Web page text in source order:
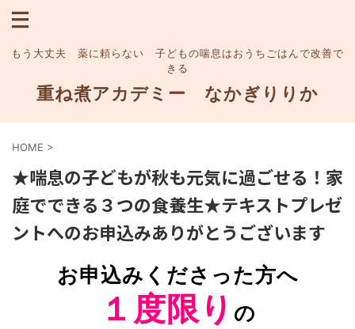
もう大丈夫 薬に頼らない 子どもの喘息はおうちごはんで改善で
きる
重ね煮アカデミー なかぎりりか
HOME >
★喘息の子どもが秋も元気に過ごせる！家
庭でできる３つの食養生★テキストプレゼ
ントへのお申込みありがとうございます
お申込みくださった方へ
１度限り の